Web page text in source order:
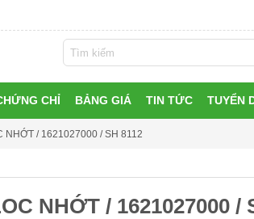
CHỈ BẢNG GIÁ TIN TỨC TUYỂN
NHỚT / 1621027000 / SH 8112
NHỚT / 1621027000 /